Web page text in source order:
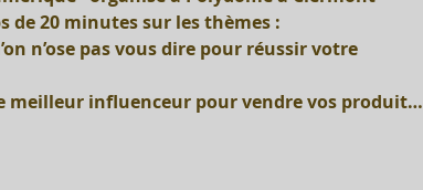
de 20 minutes sur les thèmes :
n’ose pas vous dire pour réussir votre
meilleur influenceur pour vendre vos produit…